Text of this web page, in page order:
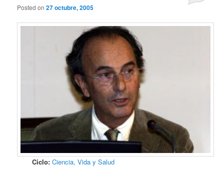
Posted on27 octubre, 2005
Ciclo: Ciencia, Vida y Salud